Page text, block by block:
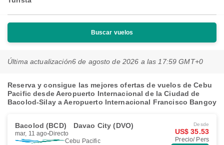
Buscar vuelos
Última actualización6 de agosto de 2026 a las 17:59 GMT+0
Reserva y consigue las mejores ofertas de vuelos de Cebu
Pacific desde Aeropuerto Internacional de la Ciudad de
Bacolod-Silay a Aeropuerto Internacional Francisco Bangoy
Bacolod (BCD) Davao City (DVO)
mar, 11 ago Directo
Cebu Pacific
Desde
US$ 35.53
Precio/ Pers